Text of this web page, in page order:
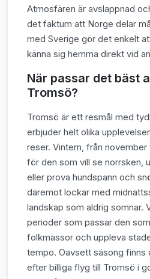
Atmosfären är avslappnad
det faktum att Norge delar
med Sverige gör det enkelt
känna sig hemma direkt vid
När passar det bäst
Tromsö?
Tromsö är ett resmål med
erbjuder helt olika
reser. Vintern, från
för den som vill se norrsken,
eller prova hundspann och
däremot lockar med
landskap som aldrig somnar.
perioder som passar den
folkmassor och uppleva
tempo. Oavsett säsong finns
efter billiga flyg till Tromsö i